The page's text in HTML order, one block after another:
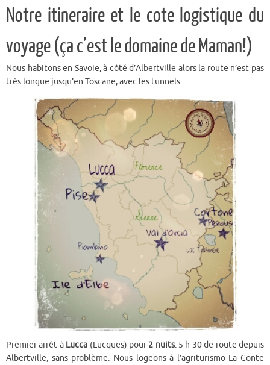
Notre itineraire et le cote logistique du
voyage (ça c’est le domaine de Maman!)
Nous habitons en Savoie, à côté d’Albertville alors la route n’est pas
très longue jusqu’en Toscane, avec les tunnels.
Premier arrêt à Lucca (Lucques) pour2 nuits. 5 h 30 de route depuis
Albertville, sans problème. Nous logeons à l’agriturismo La Conte